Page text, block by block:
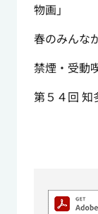
物画」
春のみんな
禁煙・受動
第５４回 知